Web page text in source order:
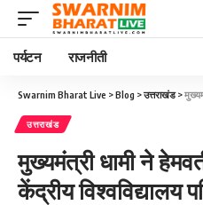
पर्यटन राजनीती
Swarnim Bharat Live >Blog >उत्तराखंड>मुख्यमंत्री
उत्तराखंड
मुख्यमंत्री धामी ने
केंद्रीय विश्वविद्यालय